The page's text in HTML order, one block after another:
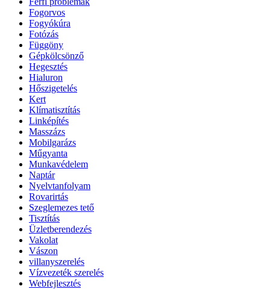
Fogorvos
Fogyókúra
Fotózás
Függöny
Gépkölcsönző
Hegesztés
Hialuron
Hőszigetelés
Kert
Klímatisztítás
Linképítés
Masszázs
Mobilgarázs
Műgyanta
Munkavédelem
Naptár
Nyelvtanfolyam
Rovarirtás
Szeglemezes tető
Tisztítás
Üzletberendezés
Vakolat
Vászon
villanyszerelés
Vízvezeték szerelés
Webfejlesztés